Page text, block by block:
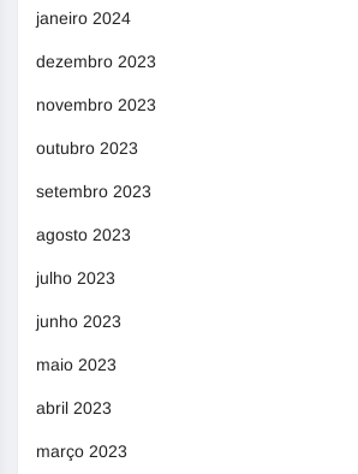
janeiro 2024
dezembro 2023
novembro 2023
outubro 2023
setembro 2023
agosto 2023
julho 2023
junho 2023
maio 2023
abril 2023
março 2023